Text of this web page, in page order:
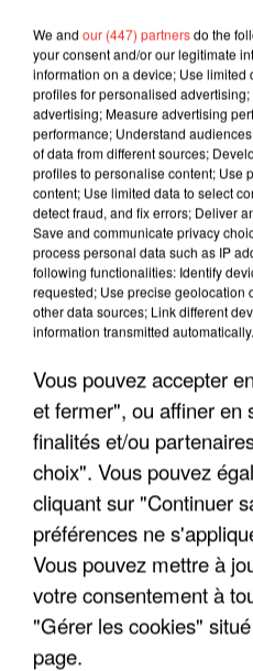
LES INTERVIEWS
"JE SUIS À
ENFOIRÉS"
"ON A
We and our (447) partnersdo the
your consent and/or our legitimate
information on a device; Use limited
profiles for personalised
advertising; Measure advertising
performance; Understand
of data from different sources;
profiles to personalise content; Use
content; Use limited data to select
detect fraud, and fix errors; Deliver
Save and communicate privacy
process personal data such as IP
following functionalities: Identify
requested; Use precise geolocation
other data sources; Link different
information transmitted automatically.
Vous pouvez accepter
et fermer", ou affiner en
finalités et/ou
choix". Vous pouvez
cliquant sur "Continuer
préférences ne
Vous pouvez mettre à
votre consentement à
"Gérer les cookies"
page.